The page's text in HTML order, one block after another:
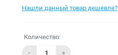
Нашли данный товар дешевле?
Количество:
- +